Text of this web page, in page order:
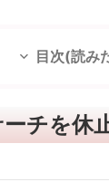
目次(読み
ーチを休